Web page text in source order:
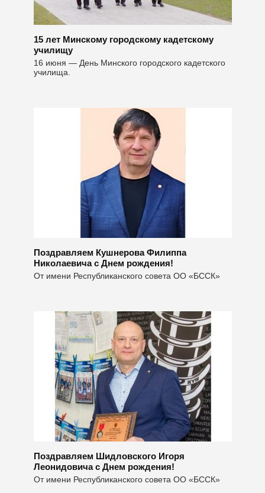
15 лет Минскому городскому кадетскому
училищу
16 июня — День Минского городского кадетского
училища.
Поздравляем Кушнерова Филиппа
Николаевича с Днем рождения!
От имени Республиканского совета ОО «БССК»
Поздравляем Шидловского Игоря
Леонидовича с Днем рождения!
От имени Республиканского совета ОО «БССК»